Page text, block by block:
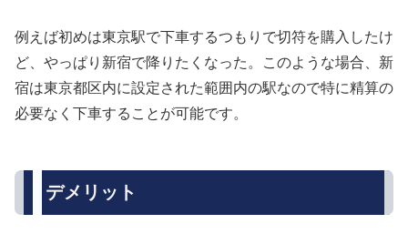
例えば初めは東京駅で下車するつもりで切符を購入したけ
ど、やっぱり新宿で降りたくなった。このような場合、新
宿は東京都区内に設定された範囲内の駅なので特に精算の
必要なく下車することが可能です。
デメリット